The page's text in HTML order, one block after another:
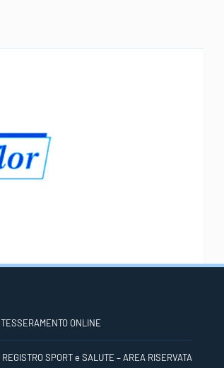
TESSERAMENTO ONLINE
REGISTRO SPORT e SALUTE – AREA RISERVATA